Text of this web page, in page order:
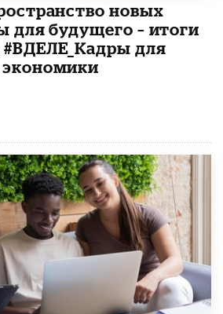
новых
для будущего – итоги
для